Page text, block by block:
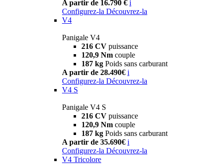
A partir de 16.790 € i
Configurez-la Découvrez-la
V4
Panigale V4
216 CV puissance
120,9 Nm couple
187 kg Poids sans carburant
A partir de 28.490€ i
Configurez-la Découvrez-la
V4 S
Panigale V4 S
216 CV puissance
120,9 Nm couple
187 kg Poids sans carburant
A partir de 35.690€ i
Configurez-la Découvrez-la
V4 Tricolore